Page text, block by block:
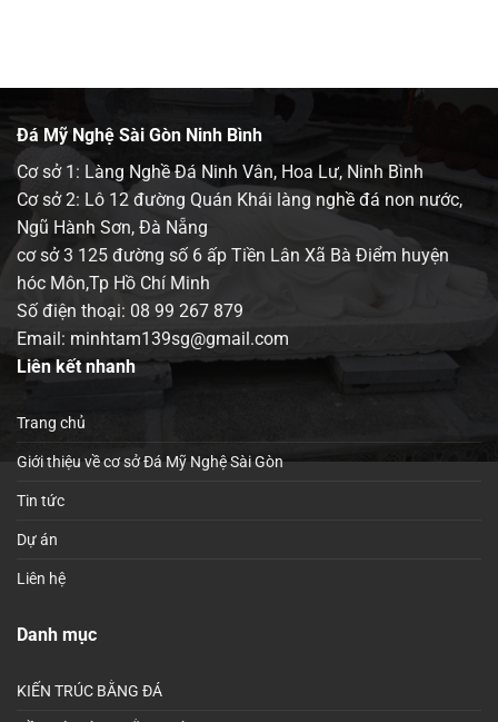
Đá Mỹ Nghệ Sài Gòn Ninh Bình
Cơ sở 1: Làng Nghề Đá Ninh Vân, Hoa Lư, Ninh Bình
Cơ sở 2: Lô 12 đường Quán Khái làng nghề đá non nước,
Ngũ Hành Sơn, Đà Nẵng
cơ sở 3 125 đường số 6 ấp Tiền Lân Xã Bà Điểm huyện
hóc Môn,Tp Hồ Chí Minh
Số điện thoại: 08 99 267 879
Email: minhtam139sg@gmail.com
Liên kết nhanh
Trang chủ
Giới thiệu về cơ sở Đá Mỹ Nghệ Sài Gòn
Tin tức
Dự án
Liên hệ
Danh mục
KIẾN TRÚC BẰNG ĐÁ